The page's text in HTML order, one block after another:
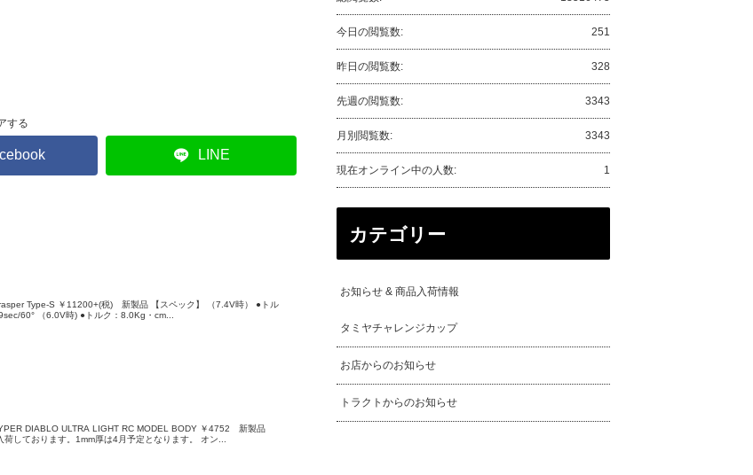
する
LINE
Type-S ￥11200+(税) 新製品 【スペック】 （7.4V時） ●トル
60° （6.0V時) ●トルク：8.0Kg・cm...
DIABLO ULTRA LIGHT RC MODEL BODY ￥4752 新製品
荷しております。1mm厚は4月予定となります。 オン...
251
今日の閲覧数:
328
昨日の閲覧数:
3343
先週の閲覧数:
3343
月別閲覧数:
1
現在オンライン中の人数:
カテゴリー
お知らせ & 商品入荷情報
タミヤチャレンジカップ
お店からのお知らせ
トラクトからのお知らせ